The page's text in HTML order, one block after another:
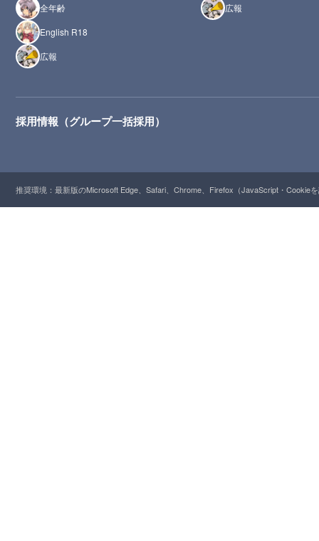
全年齢
English R18
広報
広報
採用情報（グループ一括採用）
推奨環境：最新版のMicrosoft Edge、Safari、Chrome、Firefox（JavaScript・Cookie